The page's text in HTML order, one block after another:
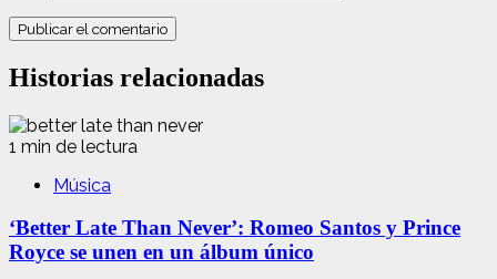
Historias relacionadas
1 min de lectura
Música
‘Better Late Than Never’: Romeo Santos y Prince
Royce se unen en un álbum único